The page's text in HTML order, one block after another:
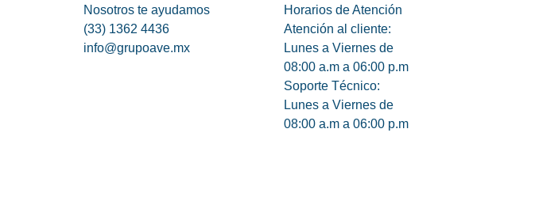
Nosotros te ayudamos
(33) 1362 4436
info@grupoave.mx
Horarios de Atención
Atención al cliente:
Lunes a Viernes de
08:00 a.m a 06:00 p.m
Soporte Técnico:
Lunes a Viernes de
08:00 a.m a 06:00 p.m